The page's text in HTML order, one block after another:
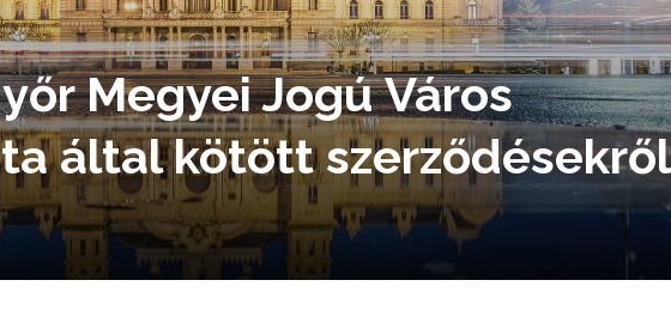
Megyei Jogú Város
által kötött szerződésekről